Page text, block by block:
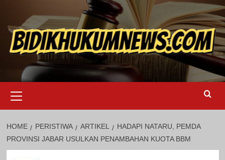
content
Menu
HOME PERISTIWA ARTIKEL
HADAPI NATARU, PEMDA
PROVINSI JABAR USULKAN PENAMBAHAN KUOTA BBM